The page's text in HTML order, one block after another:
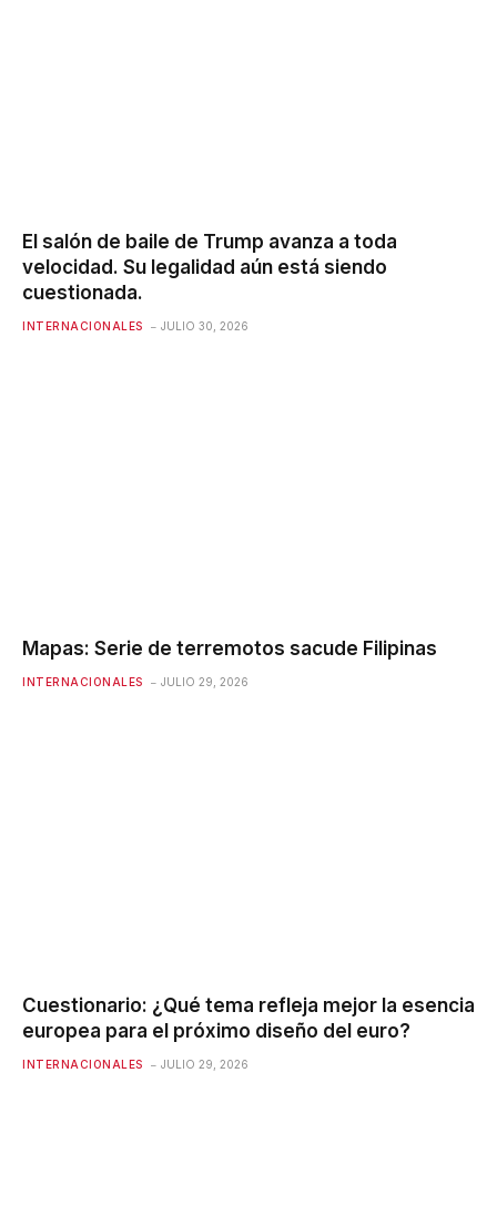
El salón de baile de Trump avanza a toda
velocidad. Su legalidad aún está siendo
cuestionada.
INTERNACIONALES JULIO 30, 2026
Mapas: Serie de terremotos sacude Filipinas
INTERNACIONALES JULIO 29, 2026
Cuestionario: ¿Qué tema refleja mejor la esencia
europea para el próximo diseño del euro?
INTERNACIONALES JULIO 29, 2026